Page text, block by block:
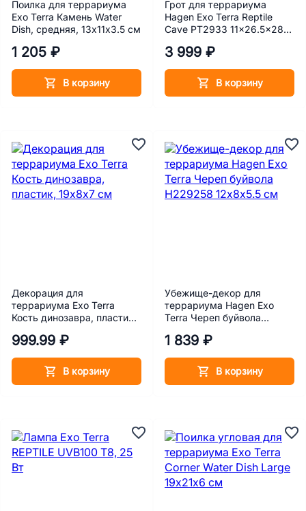
Поилка для террариума
Exo Terra Камень Water
Dish, средняя, 13х11х3.5 см
1 205 ₽
В корзину
Грот для террариума
Hagen Exo Terra Reptile
Cave PT2933 11x26.5x28
3 999 ₽
В корзину
Декорация для
террариума Exo Terra
Кость динозавра, пластик,
999.99 ₽
В корзину
Убежище-декор для
террариума Hagen Exo
Terra Череп буйвола
1 839 ₽
В корзину